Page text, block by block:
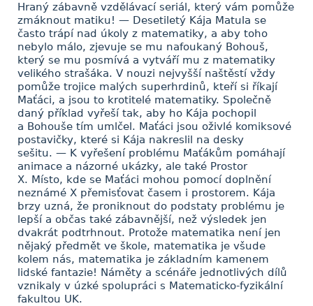
Hraný zábavně vzdělávací seriál, který vám pomůže
zmáknout matiku! — Desetiletý Kája Matula se
často trápí nad úkoly z matematiky, a aby toho
nebylo málo, zjevuje se mu nafoukaný Bohouš,
který se mu posmívá a vytváří mu z matematiky
velikého strašáka. V nouzi nejvyšší naštěstí vždy
pomůže trojice malých superhrdinů, kteří si říkají
Maťáci, a jsou to krotitelé matematiky. Společně
daný příklad vyřeší tak, aby ho Kája pochopil
a Bohouše tím umlčel. Maťáci jsou oživlé komiksové
postavičky, které si Kája nakreslil na desky
sešitu. — K vyřešení problému Maťákům pomáhají
animace a názorné ukázky, ale také Prostor
X. Místo, kde se Maťáci mohou pomocí doplnění
neznámé X přemisťovat časem i prostorem. Kája
brzy uzná, že proniknout do podstaty problému je
lepší a občas také zábavnější, než výsledek jen
dvakrát podtrhnout. Protože matematika není jen
nějaký předmět ve škole, matematika je všude
kolem nás, matematika je základním kamenem
lidské fantazie! Náměty a scénáře jednotlivých dílů
vznikaly v úzké spolupráci s Matematicko-fyzikální
fakultou UK.